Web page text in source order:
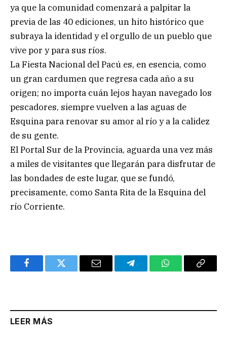
ya que la comunidad comenzará a palpitar la
previa de las 40 ediciones, un hito histórico que
subraya la identidad y el orgullo de un pueblo que
vive por y para sus ríos.
La Fiesta Nacional del Pacú es, en esencia, como
un gran cardumen que regresa cada año a su
origen; no importa cuán lejos hayan navegado los
pescadores, siempre vuelven a las aguas de
Esquina para renovar su amor al río y a la calidez
de su gente.
El Portal Sur de la Provincia, aguarda una vez más
a miles de visitantes que llegarán para disfrutar de
las bondades de este lugar, que se fundó,
precisamente, como Santa Rita de la Esquina del
río Corriente.
FacebookTwitter Email TelegramWhatsAppCopy
LEER MÁS